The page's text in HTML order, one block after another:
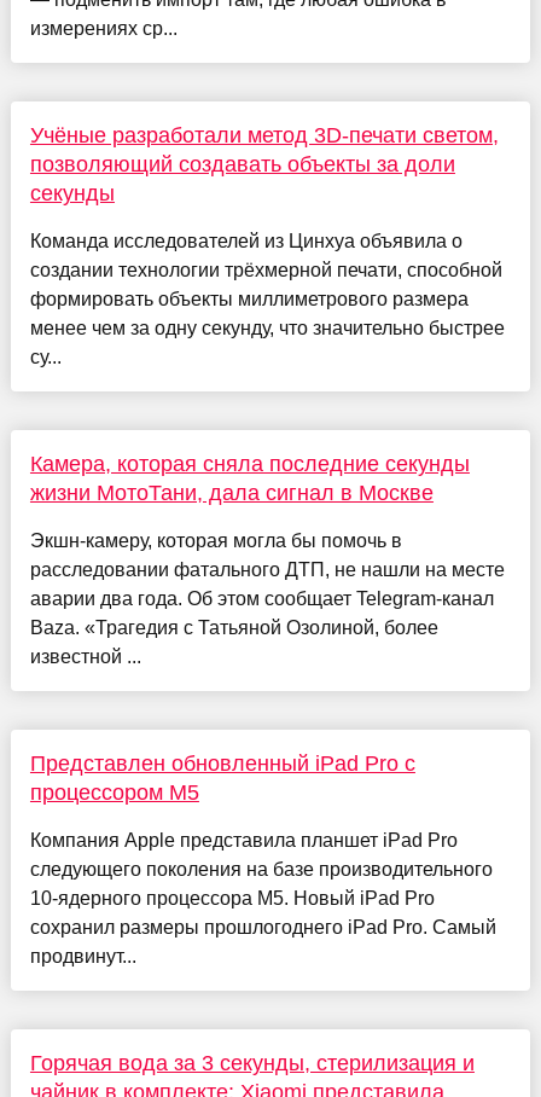
измерениях ср...
Учёные разработали метод 3D-печати светом,
позволяющий создавать объекты за доли
секунды
Команда исследователей из Цинхуа объявила о
создании технологии трёхмерной печати, способной
формировать объекты миллиметрового размера
менее чем за одну секунду, что значительно быстрее
су...
Камера, которая сняла последние секунды
жизни МотоТани, дала сигнал в Москве
Экшн-камеру, которая могла бы помочь в
расследовании фатального ДТП, не нашли на месте
аварии два года. Об этом сообщает Telegram-канал
Baza. «Трагедия с Татьяной Озолиной, более
известной ...
Представлен обновленный iPad Pro с
процессором M5
Компания Apple представила планшет iPad Pro
следующего поколения на базе производительного
10-ядерного процессора M5. Новый iPad Pro
сохранил размеры прошлогоднего iPad Pro. Самый
продвинут...
Горячая вода за 3 секунды, стерилизация и
чайник в комплекте: Xiaomi представила